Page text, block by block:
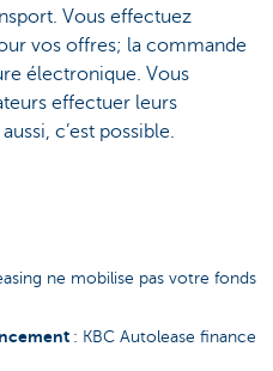
Vous effectuez
vos offres; la commande
électronique. Vous
effectuer leurs
c’est possible.
ne mobilise pas votre fonds
: KBC Autolease finance